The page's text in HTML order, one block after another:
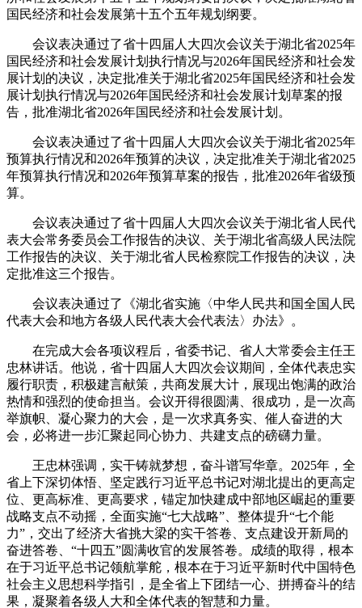
国民经济和社会发展第十五个五年规划纲要。
会议表决通过了省十四届人大四次会议关于湖北省2025年
国民经济和社会发展计划执行情况与2026年国民经济和社会发
展计划的决议，决定批准关于湖北省2025年国民经济和社会发
展计划执行情况与2026年国民经济和社会发展计划草案的报
告，批准湖北省2026年国民经济和社会发展计划。
会议表决通过了省十四届人大四次会议关于湖北省2025年
预算执行情况和2026年预算的决议，决定批准关于湖北省2025
年预算执行情况和2026年预算草案的报告，批准2026年省级预
算。
会议表决通过了省十四届人大四次会议关于湖北省人民代
表大会常务委员会工作报告的决议、关于湖北省高级人民法院
工作报告的决议、关于湖北省人民检察院工作报告的决议，决
定批准这三个报告。
会议表决通过了《湖北省实施〈中华人民共和国全国人民
代表大会和地方各级人民代表大会代表法〉办法》。
在完成大会各项议程后，省委书记、省人大常委会主任王
忠林讲话。他说，省十四届人大四次会议期间，全体代表忠实
履行职责，积极建言献策，共商发展大计，展现出饱满的政治
热情和强烈的使命担当。会议开得很圆满、很成功，是一次高
举旗帜、凝心聚力的大会，是一次求真务实、催人奋进的大
会，必将进一步汇聚起同心协力、共建支点的磅礴力量。
王忠林强调，实干铸就梦想，奋斗谱写华章。2025年，全
省上下深切体悟、坚定践行习近平总书记对湖北提出的更高定
位、更高标准、更高要求，锚定加快建成中部地区崛起的重要
战略支点不动摇，全面实施“七大战略”、整体提升“七个能
力”，交出了经济大省挑大梁的实干答卷、支点建设开新局的
奋进答卷、“十四五”圆满收官的发展答卷。成绩的取得，根本
在于习近平总书记领航掌舵，根本在于习近平新时代中国特色
社会主义思想科学指引，是全省上下团结一心、拼搏奋斗的结
果，凝聚着各级人大和全体代表的智慧和力量。